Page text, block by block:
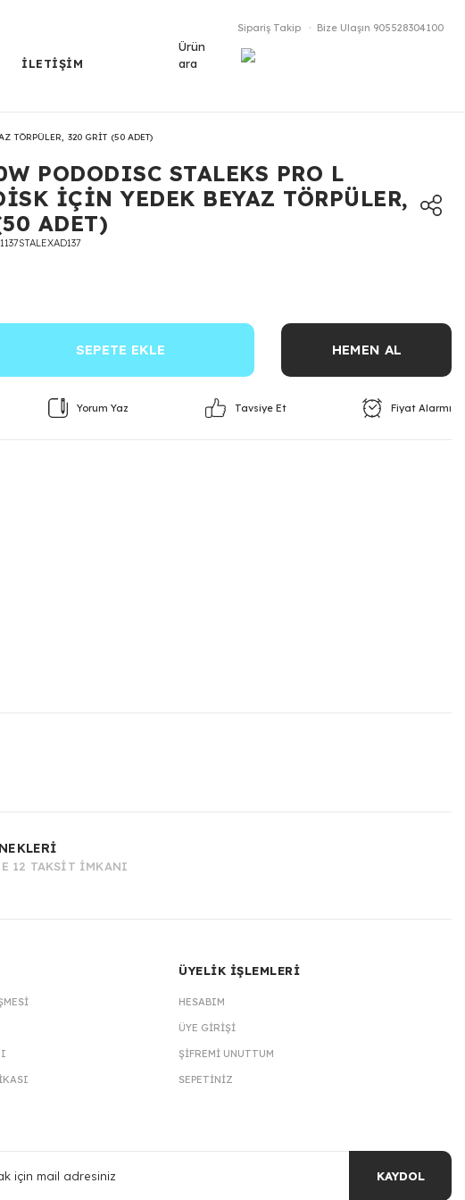
İLETİŞİM
Sipariş Takip Bize Ulaşın 905528304100
Ürün
ara
TÖRPÜLER, 320 GRİT (50 ADET)
PODODISC STALEKS PRO L
İÇİN YEDEK BEYAZ TÖRPÜLER,
ADET)
SEPETE EKLE HEMEN AL
Yorum Yaz Tavsiye Et Fiyat Alarmı
12 TAKSİT İMKANI
ÜYELİK İŞLEMLERİ
HESABIM
ÜYE GIRIŞI
ŞIFREMI UNUTTUM
SEPETINIZ
KAYDOL